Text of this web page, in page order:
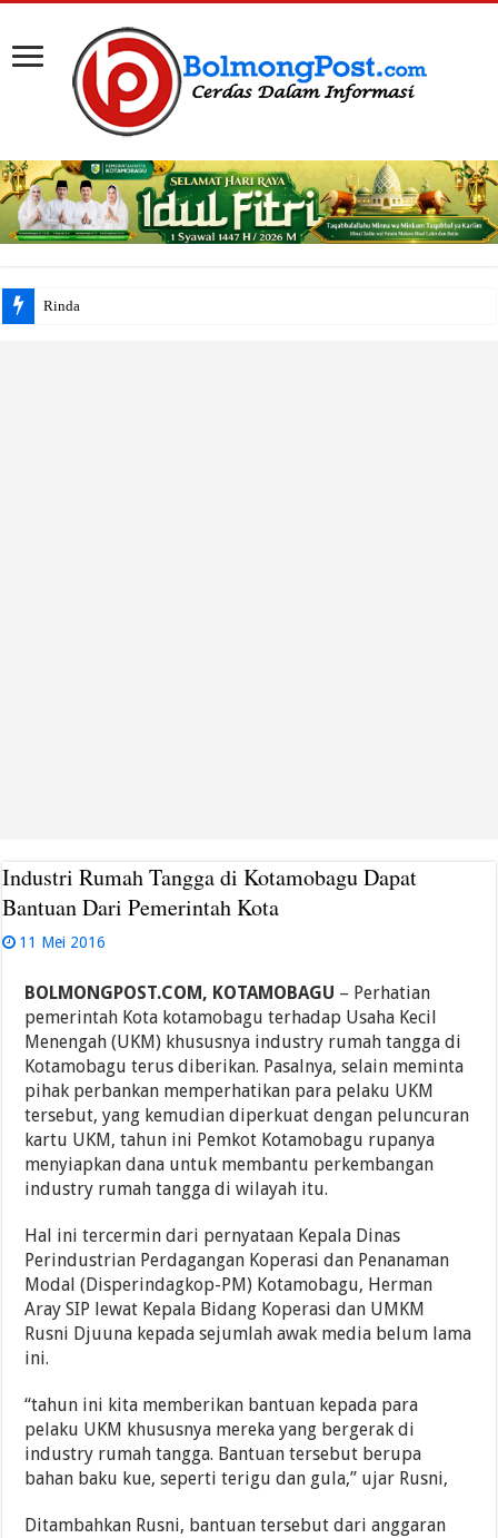
Rinda Mokoginta
Industri Rumah Tangga di Kotamobagu Dapat
Bantuan Dari Pemerintah Kota
11 Mei 2016
BOLMONGPOST.COM, KOTAMOBAGU – Perhatian
pemerintah Kota kotamobagu terhadap Usaha Kecil
Menengah (UKM) khususnya industry rumah tangga di
Kotamobagu terus diberikan. Pasalnya, selain meminta
pihak perbankan memperhatikan para pelaku UKM
tersebut, yang kemudian diperkuat dengan peluncuran
kartu UKM, tahun ini Pemkot Kotamobagu rupanya
menyiapkan dana untuk membantu perkembangan
industry rumah tangga di wilayah itu.
Hal ini tercermin dari pernyataan Kepala Dinas
Perindustrian Perdagangan Koperasi dan Penanaman
Modal (Disperindagkop-PM) Kotamobagu, Herman
Aray SIP lewat Kepala Bidang Koperasi dan UMKM
Rusni Djuuna kepada sejumlah awak media belum lama
ini.
“tahun ini kita memberikan bantuan kepada para
pelaku UKM khususnya mereka yang bergerak di
industry rumah tangga. Bantuan tersebut berupa
bahan baku kue, seperti terigu dan gula,” ujar Rusni,
Ditambahkan Rusni, bantuan tersebut dari anggaran